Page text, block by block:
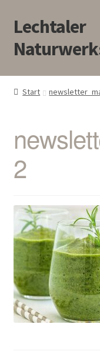
Zur
Navigation
springen
Zum
Inhalt
springen
Lechtaler
HOME
Touren/Workshops
Märkte
SHOP
Kontakt/Anfahrt
Start
2